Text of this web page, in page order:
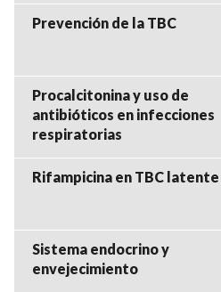
Prevención de la TBC
Procalcitonina y uso de
antibióticos en infecciones
respiratorias
Rifampicina en TBC latente
Sistema endocrino y
envejecimiento